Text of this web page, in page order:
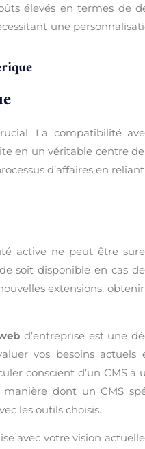
élevés en termes de
une
La compatibilité
en un véritable centre
d’affaires en
active ne peut être
soit disponible en cas
extensions,
d’entreprise est une
vos besoins
conscient d’un CMS
dont un CMS
les outils choisis.
avec votre vision